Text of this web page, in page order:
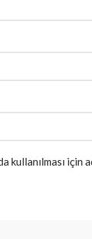
kullanılması için